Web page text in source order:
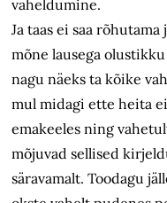
vaheldumine.
Ja taas ei saa
mõne lausega
nagu näeks ta kõike
mul midagi ette heita
emakeeles ning
mõjuvad sellised
säravamalt. Toodagu